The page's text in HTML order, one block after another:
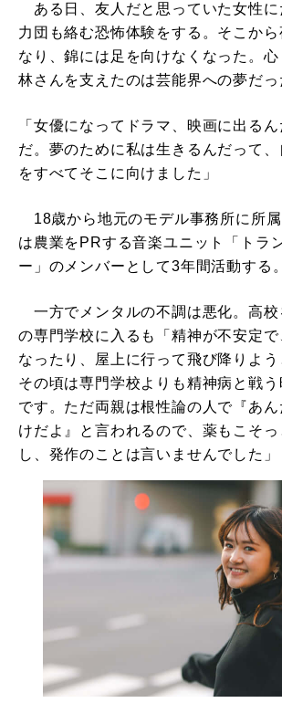
ある日、友人だと思っていた女性に
力団も絡む恐怖体験をする。そこから
なり、錦には足を向けなくなった。心
林さんを支えたのは芸能界への夢だっ
「女優になってドラマ、映画に出る
だ。夢のために私は生きるんだって
をすべてそこに向けました」
18歳から地元のモデル事務所に所
は農業をPRする音楽ユニット「トラ
ー」のメンバーとして3年間活動する。
一方でメンタルの不調は悪化。高校
の専門学校に入るも「精神が不安定で
なったり、屋上に行って飛び降りよ
その頃は専門学校よりも精神病と戦う
です。ただ両親は根性論の人で『あ
けだよ』と言われるので、薬もこそっ
し、発作のことは言いませんでした」